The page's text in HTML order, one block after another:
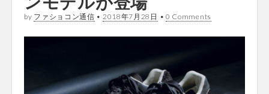
by ファショコン通信 • 2018年7月28日 • 0 Comments